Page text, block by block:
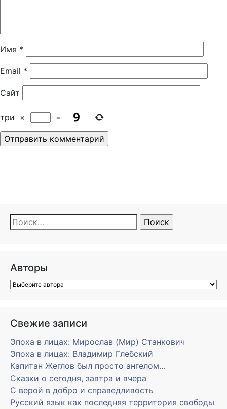
Имя *
Email *
Сайт
три × =
Найти:
Авторы
Свежие записи
Эпоха в лицах: Мирослав (Мир) Станкович
Эпоха в лицах: Владимир Глебский
Капитан Жеглов был просто ангелом…
Сказки о сегодня, завтра и вчера
С верой в добро и справедливость
Русский язык как последняя территория свободы